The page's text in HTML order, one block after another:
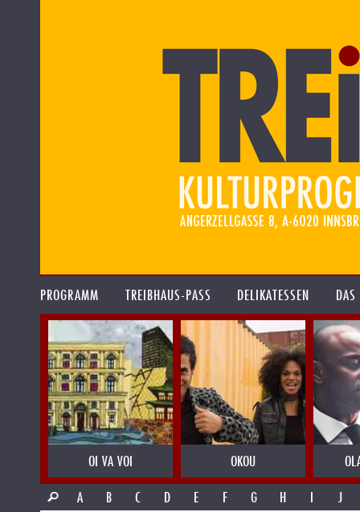
PROGRAMM TREIBHAUS-PASS DELIKATESSEN
OI VA VOI OKOU
A
B C D E F G H I J